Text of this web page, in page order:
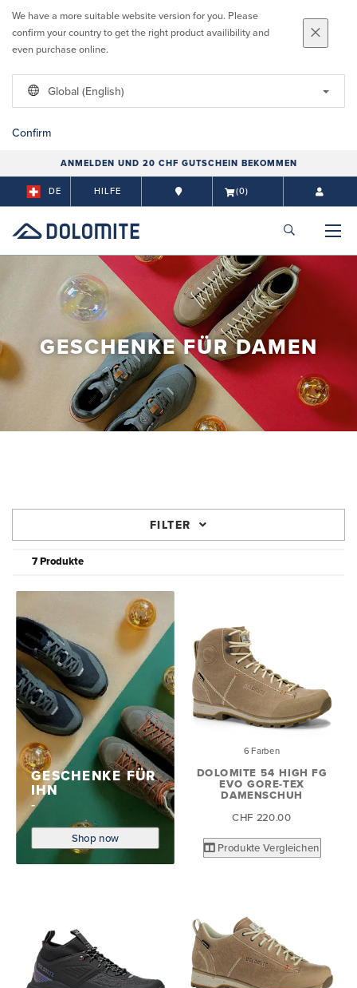
We have a more suitable website version for you. Please
confirm your country to get the right product availibility and
even purchase online.
Global (English)
Confirm
ANMELDEN UND 20 CHF GUTSCHEIN BEKOMMEN
DE HILFE (0)
GESCHENKE FÜR DAMEN
FILTER
7 Produkte
GESCHENKE FÜR
IHN
Shop now
6 Farben
DOLOMITE 54 HIGH FG
EVO GORE-TEX
DAMENSCHUH
CHF 220.00
Produkte Vergleichen